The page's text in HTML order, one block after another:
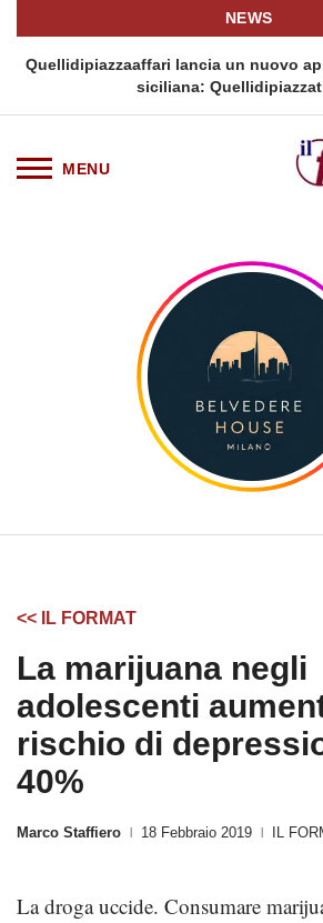
NEWS
Quellidipiazzaaffari lancia un nuovo
siciliana:
<< IL FORMAT
La marijuana negli
adolescenti
rischio di
40%
Marco Staffiero 18 Febbraio 2019 IL
La droga uccide. Consumare